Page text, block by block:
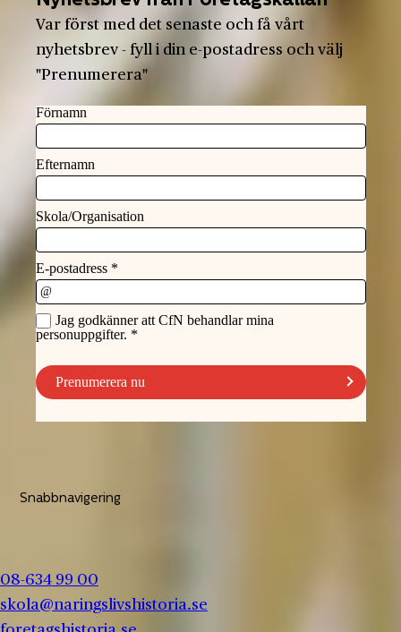
Var först med det senaste och få vårt
nyhetsbrev - fyll i din e-postadress och välj
"Prenumerera"
Snabbnavigering
08-634 99 00
skola@naringslivshistoria.se